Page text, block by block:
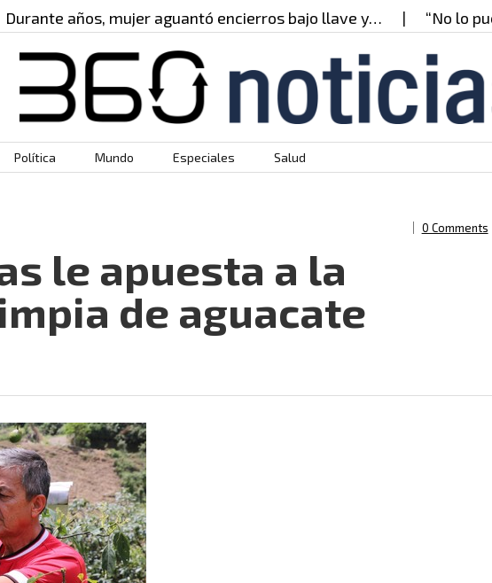
años, mujer aguantó encierros bajo llave y… “No lo
Política Mundo Especiales Salud
0 Comments
le apuesta a la
de aguacate